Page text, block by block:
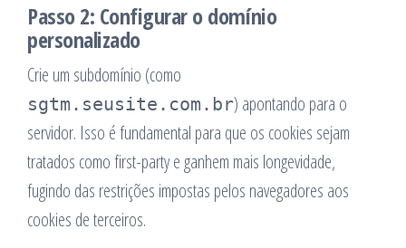
Passo 2: Configurar o domínio
personalizado
Crie um subdomínio (como
sgtm.seusite.com.br) apontando para o
servidor. Isso é fundamental para que os cookies sejam
tratados como first-party e ganhem mais longevidade,
fugindo das restrições impostas pelos navegadores aos
cookies de terceiros.